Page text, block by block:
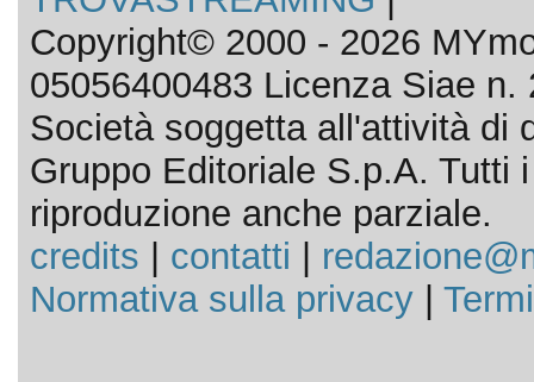
Copyright© 2000 - 2026
05056400483 Licenza Siae n.
Società soggetta all'attività di
Gruppo Editoriale S.p.A. Tutti
riproduzione anche parziale.
credits
contatti
Normativa sulla privacy|